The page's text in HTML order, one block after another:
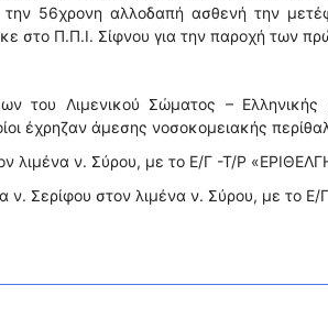
56χρονη αλλοδαπή ασθενή την
στο Π.Π.Ι. Σίφνου για την παροχή των
του Λιμενικού Σώματος – Ελληνικής
έχρηζαν άμεσης νοσοκομειακής
λιμένα ν. Σύρου, με το Ε/Γ -Τ/Ρ
ν. Σερίφου στον λιμένα ν. Σύρου, με το